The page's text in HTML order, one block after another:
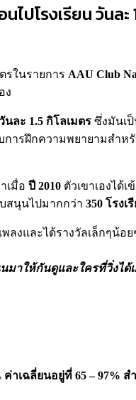
ไปโรงเรียน วัน
รในรายการ AAU Club
ง
นละ 1.5 กิโลเมตร ซึ่งมันเ
ารฝึกความพยายามสำหรั
เมื่อ ปี 2010 ตัวเขาเองได้
สนุนไปมากกว่า 350 โรงเ
งและได้รางวัลเล็กๆน้อ
มาให้กันดูและใครที่วิ่งได้
ค่าเฉลี่ยนอยู่ที่ 65 – 97% ส